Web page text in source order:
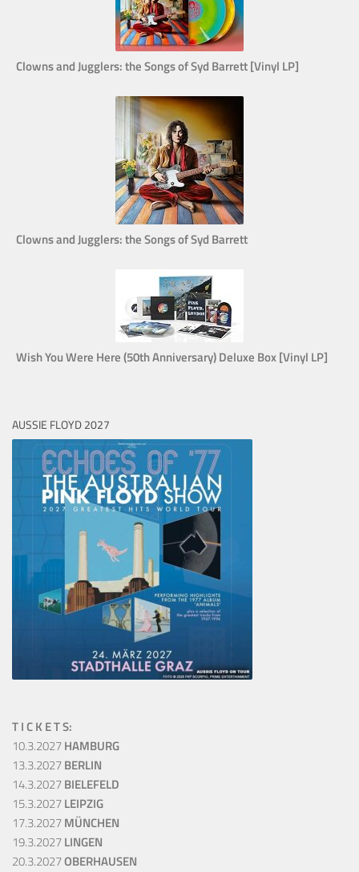
Clowns and Jugglers: the Songs of Syd Barrett [Vinyl LP]
Clowns and Jugglers: the Songs of Syd Barrett
Wish You Were Here (50th Anniversary) Deluxe Box [Vinyl LP]
AUSSIE FLOYD 2027
T I C K E T S:
10.3.2027HAMBURG
13.3.2027BERLIN
14.3.2027BIELEFELD
15.3.2027LEIPZIG
17.3.2027MÜNCHEN
19.3.2027LINGEN
20.3.2027OBERHAUSEN